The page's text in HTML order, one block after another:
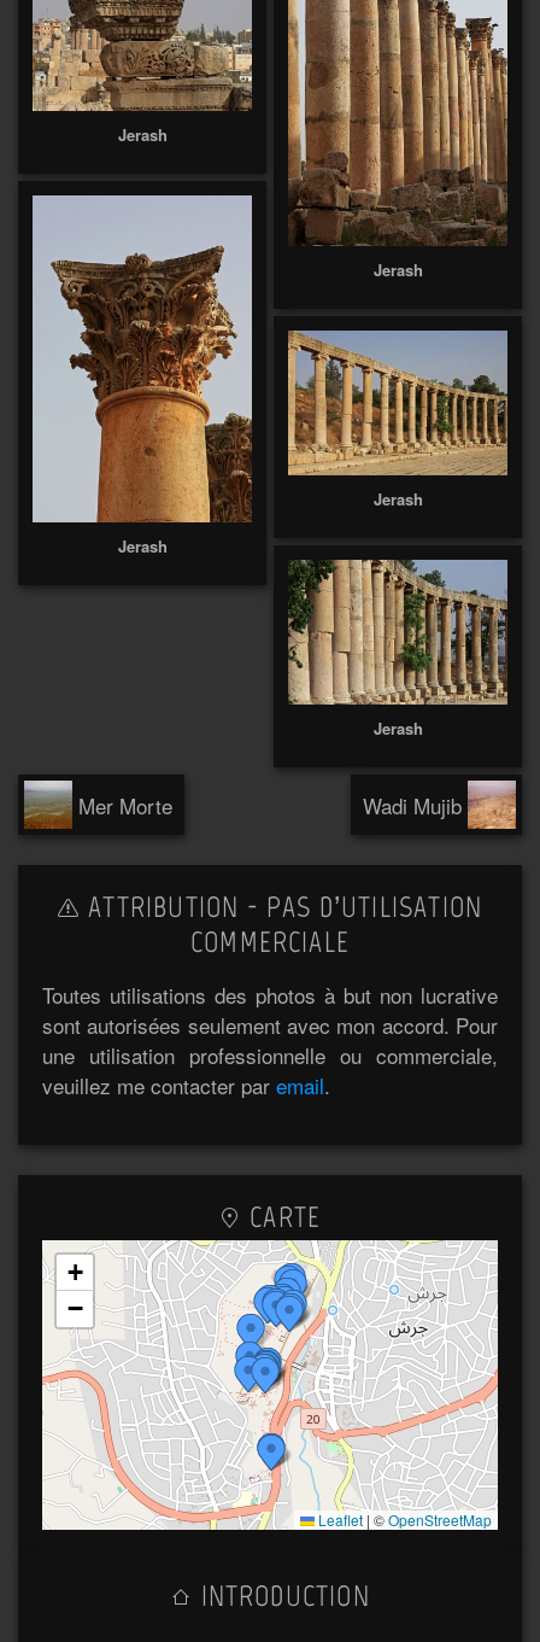
Jerash
Jerash
Jerash
Jerash
Jerash
Mer Morte Wadi Mujib
ATTRIBUTION - PAS D’UTILISATION
COMMERCIALE
Toutes utilisations des photos à but non lucrative
sont autorisées seulement avec mon accord. Pour
une utilisation professionnelle ou commerciale,
veuillez me contacter par email.
CARTE
+
−
Leaflet | ©OpenStreetMap
INTRODUCTION